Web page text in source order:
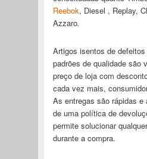
Reebok, Diesel , Replay,
Azzaro.
Artigos isentos de
padrões de qualidade são
preço de loja com
cada vez mais,
As entregas são rápidas e
de uma política de
permite solucionar
durante a compra.